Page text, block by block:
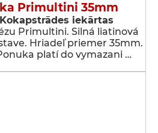
Primultini 35mm
iekārtas
Primultini. Silná liatinová
Hriadeľ priemer 35mm.
platí do vymazani …